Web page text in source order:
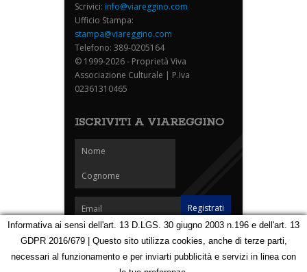
Scrivici: info@viareggino.com
Ufficio Stampa:
stampa@viareggino.com
Telefono: 389-0205164
© 1999-2026 - Proprietà Viva
Associazione Culturale | P.Iva
02361310465
ISCRIVITI A VIAREGGINO
Homepage Notizie Speciali Eventi Foto Carnevale
Partners Contatti
Informativa ai sensi dell'art. 13 D.LGS. 30 giugno 2003 n.196 e dell'art. 13
GDPR 2016/679 | Questo sito utilizza cookies, anche di terze parti,
necessari al funzionamento e per inviarti pubblicità e servizi in linea con